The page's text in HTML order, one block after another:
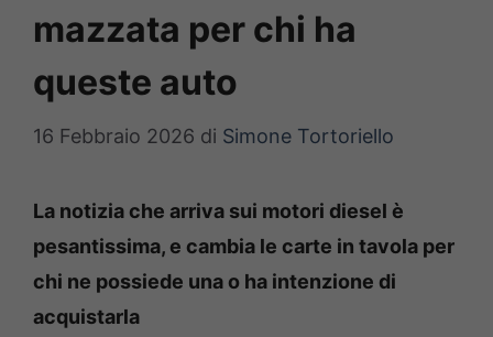
mazzata per chi ha
queste auto
16 Febbraio 2026 di Simone Tortoriello
La notizia che arriva sui motori diesel è
pesantissima, e cambia le carte in tavola per
chi ne possiede una o ha intenzione di
acquistarla